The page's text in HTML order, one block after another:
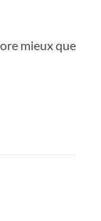
mieux que